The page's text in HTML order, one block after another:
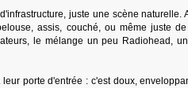
juste une scène naturelle.
assis, couché, ou même juste
le mélange un peu Radiohead,
porte d'entrée : c'est doux,